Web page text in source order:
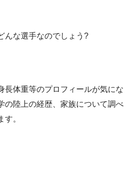
んな選手なのでしょう?
長体重等のプロフィールが気にな
の陸上の経歴、家族について調べ
す。